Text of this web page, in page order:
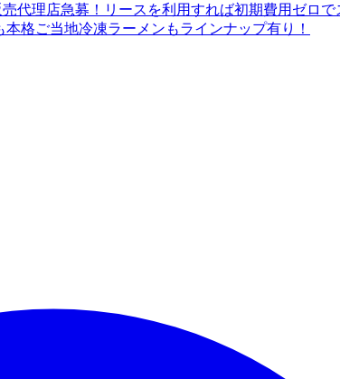
代理店急募！リースを利用すれば初期費用ゼ
格ご当地冷凍ラーメンもラインナップ有り！